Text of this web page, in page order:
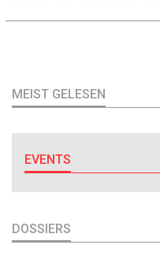
MEIST GELESEN
EVENTS
DOSSIERS